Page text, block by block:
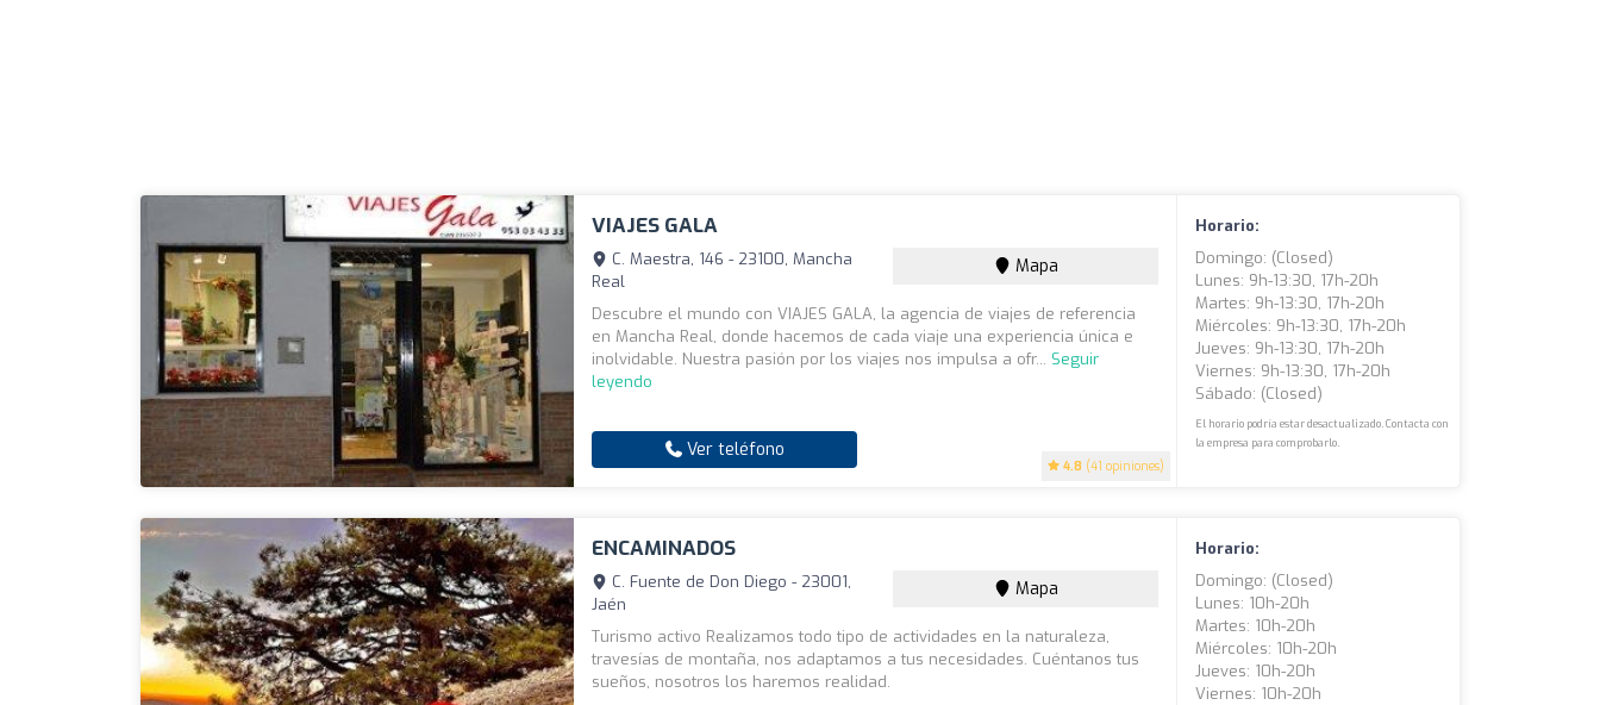
VIAJES GALA
4.8 (41 opiniones)
C. Maestra, 146 - 23100, Mancha
Real
Mapa
Descubre el mundo con VIAJES GALA, la agencia de viajes de referencia
en Mancha Real, donde hacemos de cada viaje una experiencia única e
inolvidable. Nuestra pasión por los viajes nos impulsa a ofr... Seguir
leyendo
Ver teléfono
Horario:
Domingo: (closed)
Lunes: 9h-13:30, 17h-20h
Martes: 9h-13:30, 17h-20h
Miércoles: 9h-13:30, 17h-20h
Jueves: 9h-13:30, 17h-20h
Viernes: 9h-13:30, 17h-20h
Sábado: (closed)
El horario podría estar desactualizado. Contacta con
la empresa para comprobarlo.
ENCAMINADOS
C. Fuente de Don Diego - 23001,
Jaén
Mapa
Turismo activo Realizamos todo tipo de actividades en la naturaleza,
travesías de montaña, nos adaptamos a tus necesidades. Cuéntanos tus
sueños, nosotros los haremos realidad.
Horario:
Domingo: (closed)
Lunes: 10h-20h
Martes: 10h-20h
Miércoles: 10h-20h
Jueves: 10h-20h
Viernes: 10h-20h